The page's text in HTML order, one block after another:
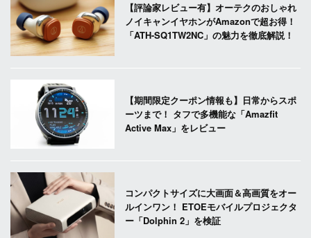
【評論家レビュー有】オーテクのおしゃれ
ノイキャンイヤホンがAmazonで超お得！
「ATH-SQ1TW2NC」の魅力を徹底解説！
【期間限定クーポン情報も】日常からスポ
ーツまで！ タフで多機能な「Amazfit
Active Max」をレビュー
コンパクトサイズに大画面＆高画質をオー
ルインワン！ ETOEモバイルプロジェクタ
ー「Dolphin 2」を検証